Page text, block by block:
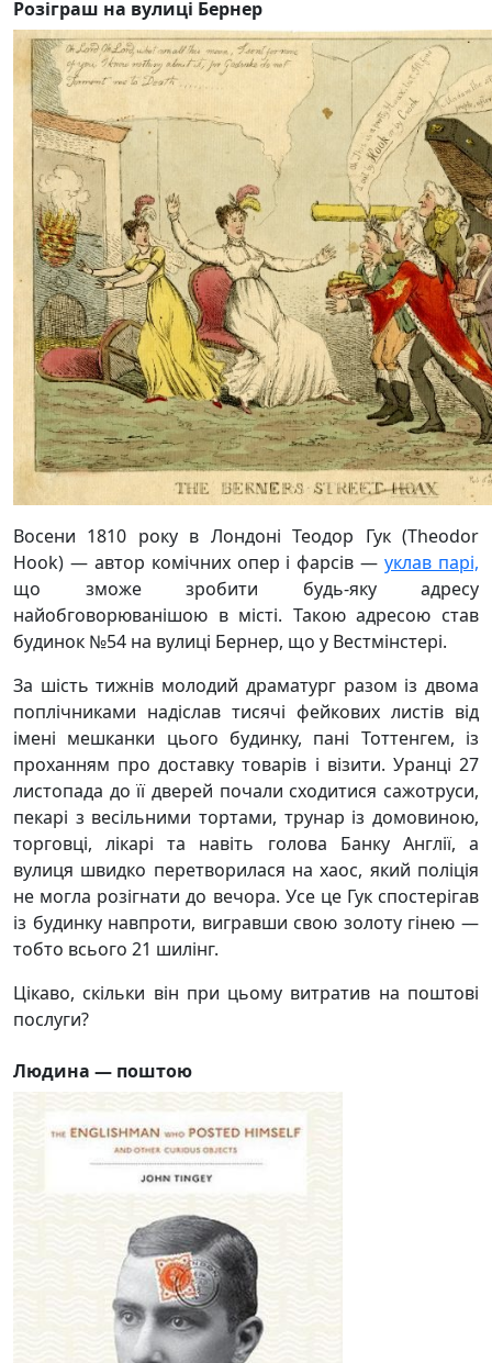
Розіграш на вулиці Бернер
Восени 1810 року в Лондоні Теодор Гук (Theodor
Hook) — автор комічних опер і фарсів —уклав парі,
що зможе зробити будь-яку адресу
найобговорюванішою в місті. Такою адресою став
будинок №54 на вулиці Бернер, що у Вестмінстері.
За шість тижнів молодий драматург разом із двома
поплічниками надіслав тисячі фейкових листів від
імені мешканки цього будинку, пані Тоттенгем, із
проханням про доставку товарів і візити. Уранці 27
листопада до її дверей почали сходитися сажотруси,
пекарі з весільними тортами, трунар із домовиною,
торговці, лікарі та навіть голова Банку Англії, а
вулиця швидко перетворилася на хаос, який поліція
не могла розігнати до вечора. Усе це Гук спостерігав
із будинку навпроти, вигравши свою золоту гінею —
тобто всього 21 шилінг.
Цікаво, скільки він при цьому витратив на поштові
послуги?
Людина — поштою